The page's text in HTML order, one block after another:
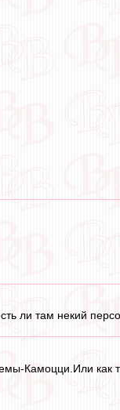
ли там некий
Камоцци.Или как